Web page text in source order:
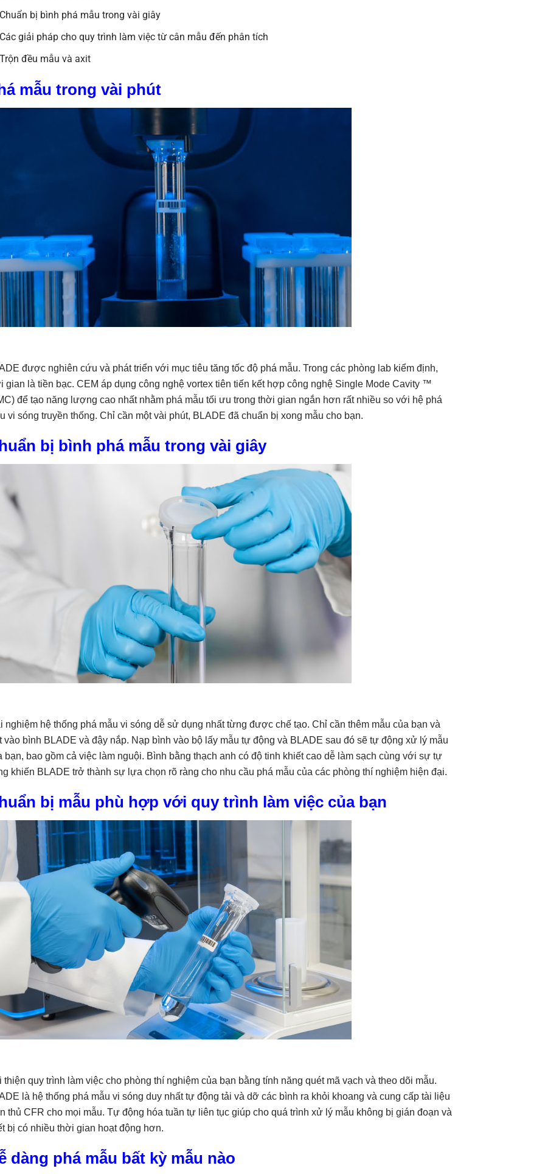
bị bình phá mẫu trong vài giây
giải pháp cho quy trình làm việc từ cân mẫu đến phân tích
đều mẫu và axit
mẫu trong vài phút
được nghiên cứu và phát triển với mục tiêu tăng tốc độ phá mẫu. Trong các phòng lab kiểm định,
gian là tiền bạc. CEM áp dụng công nghệ vortex tiên tiến kết hợp công nghệ Single Mode Cavity ™
để tạo năng lượng cao nhất nhằm phá mẫu tối ưu trong thời gian ngắn hơn rất nhiều so với hệ phá
vi sóng truyền thống. Chỉ cần một vài phút, BLADE đã chuẩn bị xong mẫu cho bạn.
bị bình phá mẫu trong vài giây
nghiệm hệ thống phá mẫu vi sóng dễ sử dụng nhất từng được chế tạo. Chỉ cần thêm mẫu của bạn và
vào bình BLADE và đậy nắp. Nạp bình vào bộ lấy mẫu tự động và BLADE sau đó sẽ tự động xử lý mẫu
bạn, bao gồm cả việc làm nguội. Bình bằng thạch anh có độ tinh khiết cao dễ làm sạch cùng với sự tự
khiến BLADE trở thành sự lựa chọn rõ ràng cho nhu cầu phá mẫu của các phòng thí nghiệm hiện đại.
bị mẫu phù hợp với quy trình làm việc của bạn
thiện quy trình làm việc cho phòng thí nghiệm của bạn bằng tính năng quét mã vạch và theo dõi mẫu.
là hệ thống phá mẫu vi sóng duy nhất tự động tải và dỡ các bình ra khỏi khoang và cung cấp tài liệu
thủ CFR cho mọi mẫu. Tự động hóa tuần tự liên tục giúp cho quá trình xử lý mẫu không bị gián đoạn và
bị có nhiều thời gian hoạt động hơn.
dàng phá mẫu bất kỳ mẫu nào